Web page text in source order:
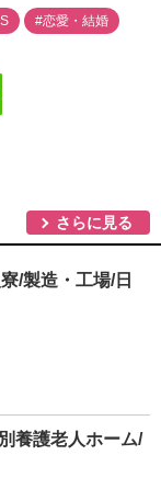
#恋愛・結婚
さらに見る
/製造・工場/日
養護老人ホーム/